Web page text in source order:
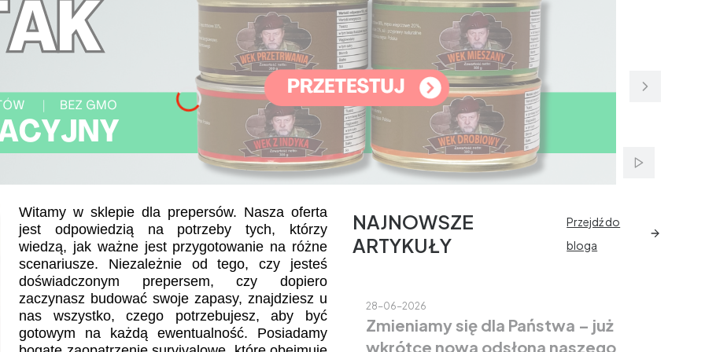
Włącz
Witamy w sklepie dla prepersów. Nasza oferta
jest odpowiedzią na potrzeby tych, którzy
wiedzą, jak ważne jest przygotowanie na różne
scenariusze. Niezależnie od tego, czy jesteś
doświadczonym prepersem, czy dopiero
zaczynasz budować swoje zapasy, znajdziesz u
nas wszystko, czego potrzebujesz, aby być
gotowym na każdą ewentualność. Posiadamy
NAJNOWSZE
ARTYKUŁY
Przejdź do
bloga
28-06-2026
Zmieniamy się dla Państwa – już
wkrótce nowa odsłona naszego